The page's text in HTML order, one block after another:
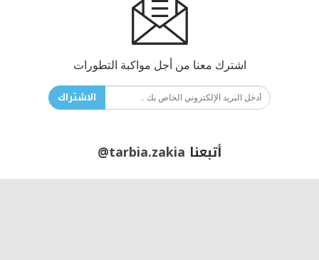
اشترك معنا من أجل مواكبة التطورات
الاشتراك
أتبعنا @tarbia.zakia